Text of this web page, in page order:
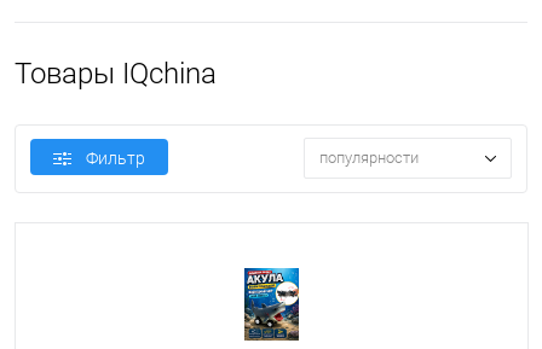
Товары IQchina
Фильтр популярности